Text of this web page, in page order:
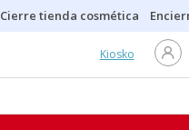
Cierre tienda cosmética
Kiosko